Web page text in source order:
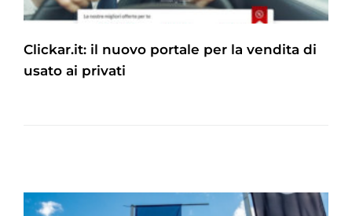
Clickar.it: il nuovo portale per la vendita di
usato ai privati